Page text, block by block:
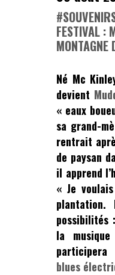
FESTIVAL :
MONTAGNE
Né Mc
devient
« eaux
sa grand-
rentrait
de paysan
il apprend
« Je
plantation.
possibilités
la
blues